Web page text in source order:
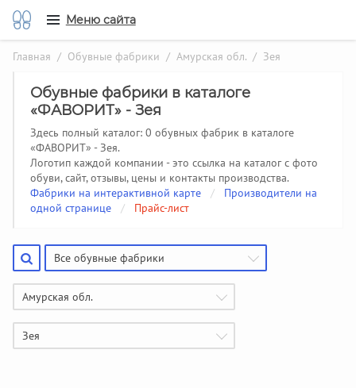
Меню сайта
Главная / Обувные фабрики / Амурская обл. / Зея
Обувные фабрики в каталоге
«ФАВОРИТ» - Зея
Здесь полный каталог: 0 обувных фабрик в каталоге
«ФАВОРИТ» - Зея.
Логотип каждой компании - это ссылка на каталог с фото
обуви, сайт, отзывы, цены и контакты производства.
Фабрики на интерактивной карте
/
Производители на
одной странице
/ Прайс-лист
Все обувные фабрики
Амурская обл.
Зея